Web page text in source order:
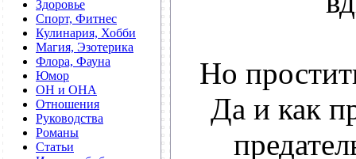
Здоровье
Спорт, Фитнес
Кулинария, Хобби
Магия, Эзотерика
Флора, Фауна
Юмор
ОН и ОНА
Отношения
Руководства
Романы
Статьи
Но
Да и как